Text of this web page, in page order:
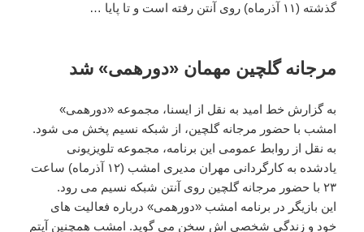
گذشته (۱۱ آذرماه) روی آنتن رفته است و تا پایا …
مرجانه گلچین مهمان «دورهمی» شد
به گزارش خط امید به نقل از ایسنا، مجموعه «دورهمی»
امشب با حضور مرجانه گلچین، از شبکه نسیم پخش می شود.
به نقل از روابط عمومی این برنامه، مجموعه تلویزیونی
یادشده به کارگردانی مهران مدیری امشب (۱۲ آذرماه) ساعت
۲۳ با حضور مرجانه گلچین روی آنتن شبکه نسیم می رود.
این بازیگر در برنامه امشب «دورهمی» درباره فعالیت های
خود و زندگی شخصی اش سخن می گوید. امشب همچنین آیتم